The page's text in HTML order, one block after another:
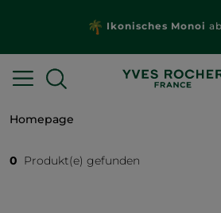
Ikonisches Monoi
Homepage
0 Produkt(e) gefunden